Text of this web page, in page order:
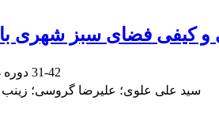
فضای سبز شهری با
31-42
سید علی علوی؛ علیرضا گروسی؛